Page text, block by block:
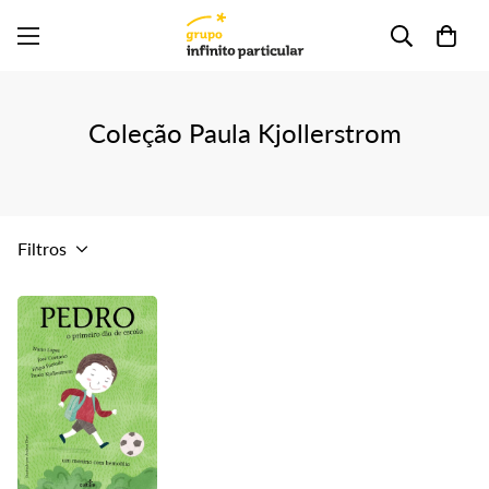
Coleção Paula Kjollerstrom
Filtros